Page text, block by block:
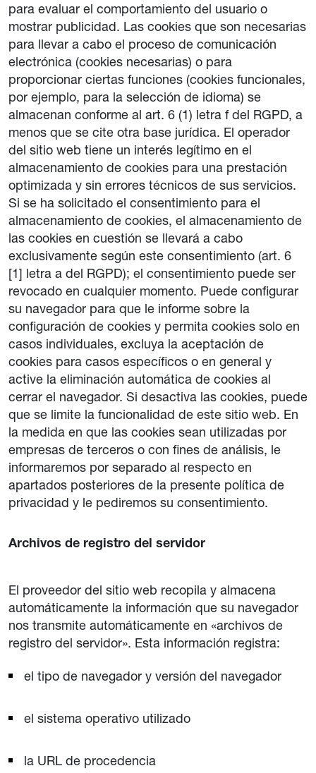
para evaluar el comportamiento del usuario o
mostrar publicidad. Las cookies que son necesarias
para llevar a cabo el proceso de comunicación
electrónica (cookies necesarias) o para
proporcionar ciertas funciones (cookies funcionales,
por ejemplo, para la selección de idioma) se
almacenan conforme al art. 6 (1) letra f del RGPD, a
menos que se cite otra base jurídica. El operador
del sitio web tiene un interés legítimo en el
almacenamiento de cookies para una prestación
optimizada y sin errores técnicos de sus servicios.
Si se ha solicitado el consentimiento para el
almacenamiento de cookies, el almacenamiento de
las cookies en cuestión se llevará a cabo
exclusivamente según este consentimiento (art. 6
[1] letra a del RGPD); el consentimiento puede ser
revocado en cualquier momento. Puede configurar
su navegador para que le informe sobre la
configuración de cookies y permita cookies solo en
casos individuales, excluya la aceptación de
cookies para casos específicos o en general y
active la eliminación automática de cookies al
cerrar el navegador. Si desactiva las cookies, puede
que se limite la funcionalidad de este sitio web. En
la medida en que las cookies sean utilizadas por
empresas de terceros o con fines de análisis, le
informaremos por separado al respecto en
apartados posteriores de la presente política de
privacidad y le pediremos su consentimiento.
Archivos de registro del servidor
El proveedor del sitio web recopila y almacena
automáticamente la información que su navegador
nos transmite automáticamente en «archivos de
registro del servidor». Esta información registra:
el tipo de navegador y versión del navegador
el sistema operativo utilizado
la URL de procedencia